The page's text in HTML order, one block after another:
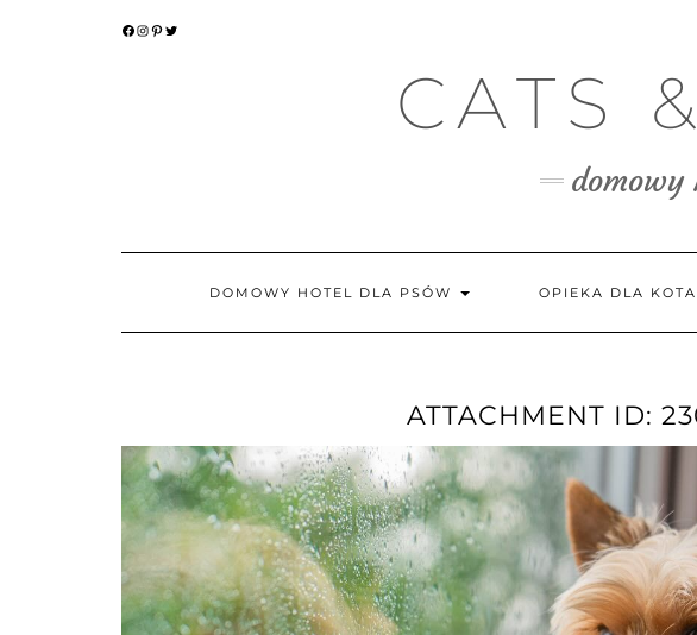
FACEBOOK
INSTAGRAM
PINTEREST
TWITTER
CATS
DOMOWY HOTEL DLA PSÓW OPIEKA DLA
ATTACHMENT ID: